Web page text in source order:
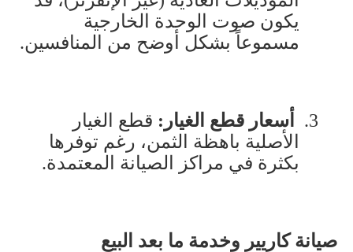
يكون صوت الوحدة الخارجية
مسموعاً بشكل أوضح من المنافسين.
3. أسعار قطع الغيار : قطع الغيار
الأصلية باهظة الثمن، رغم توفرها
بكثرة في مراكز الصيانة المعتمدة.
صيانة كاريير وخدمة ما بعد البيع